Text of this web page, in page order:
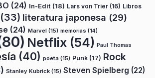
(24) In-Edit (18) Lars von Trier (16) Libros
(33) literatura japonesa (29)
(24) Marvel (15) memorias (14)
Netflix (54) Paul Thomas
(40) poeta (15) Punk (17) Rock
Stanley Kubrick (15) Steven Spielberg (22)